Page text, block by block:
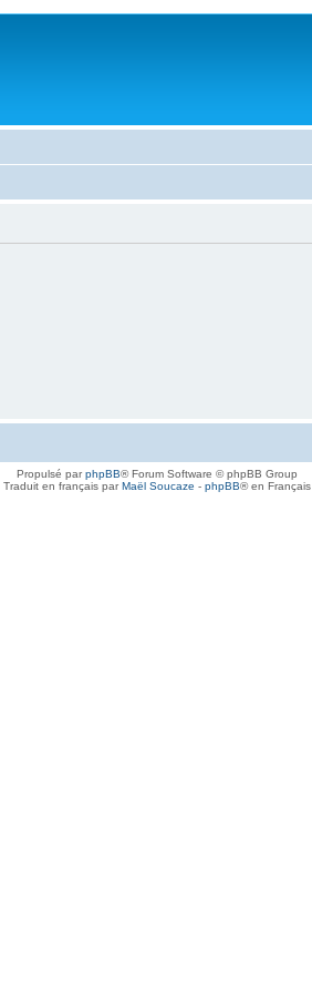
Propulsé parphpBB® Forum Software © phpBB Group
Traduit en français parMaël Soucaze - phpBB® en Français